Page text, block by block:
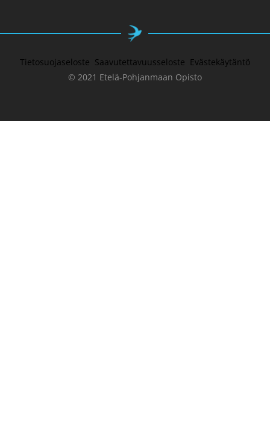
Tietosuojaseloste Saavutettavuusseloste Evästekäytäntö
© 2021 Etelä-Pohjanmaan Opisto